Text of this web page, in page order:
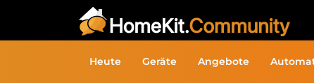
Heute Geräte Angebote